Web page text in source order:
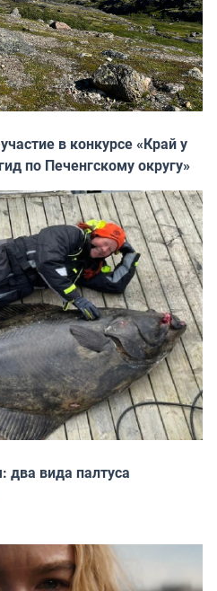
в конкурсе «Край у
по Печенгскому округу»
два вида палтуса